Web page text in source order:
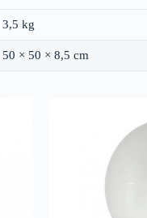
3,5 kg
50 × 50 × 8,5 cm